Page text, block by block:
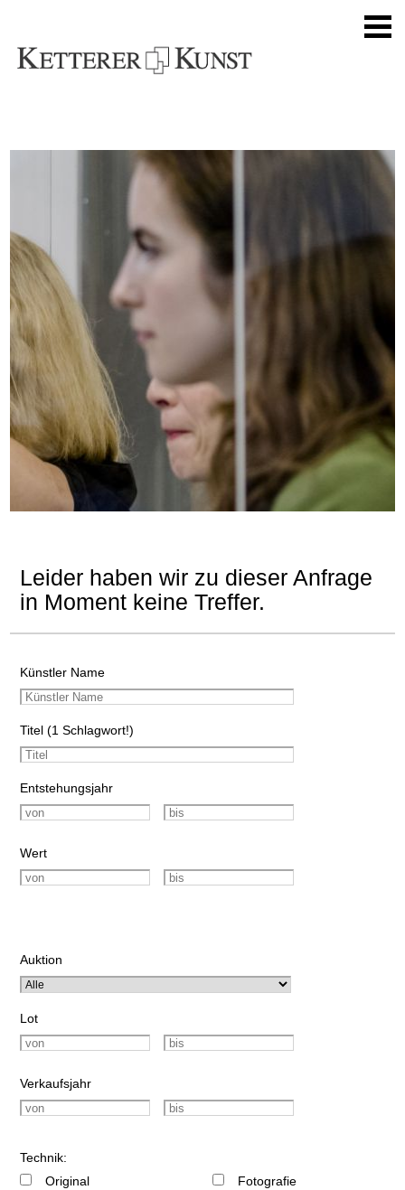
Leider haben wir zu dieser Anfrage
in Moment keine Treffer.
Künstler Name
Titel (1 Schlagwort!)
Entstehungsjahr
Wert
Auktion
Lot
Verkaufsjahr
Technik:
Original
Fotografie